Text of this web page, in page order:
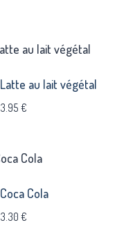
Latte au lait végétal
3.95 €
Coca Cola
3.30 €